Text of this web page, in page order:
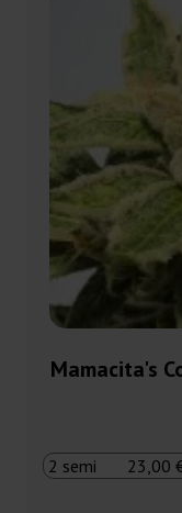
Mamacita's